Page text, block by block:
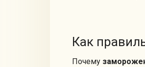
Как
Почему